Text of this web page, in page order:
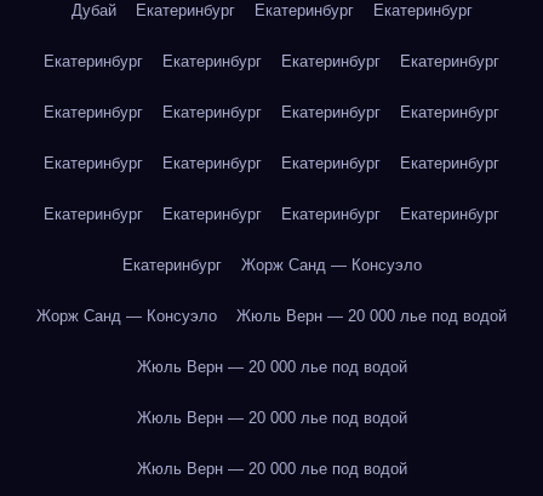
Дубай Екатеринбург Екатеринбург Екатеринбург
Екатеринбург Екатеринбург Екатеринбург Екатеринбург
Екатеринбург Екатеринбург Екатеринбург Екатеринбург
Екатеринбург Екатеринбург Екатеринбург Екатеринбург
Екатеринбург Екатеринбург Екатеринбург Екатеринбург
Екатеринбург Жорж Санд — Консуэло
Жорж Санд — Консуэло Жюль Верн — 20 000 лье под водой
Жюль Верн — 20 000 лье под водой
Жюль Верн — 20 000 лье под водой
Жюль Верн — 20 000 лье под водой